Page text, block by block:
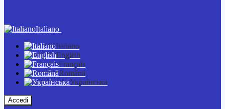
Italiano
Italiano
English
Français
Română
Українська
Accedi